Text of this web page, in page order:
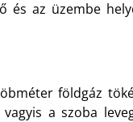
az üzembe
földgáz
a szoba